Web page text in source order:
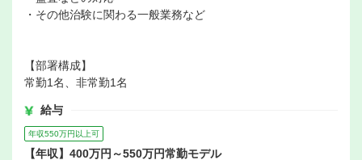
・その他治験に関わる一般業務など
【部署構成】
常勤1名、非常勤1名
給与
年収550万円以上可
【年収】400万円～550万円常勤モデル